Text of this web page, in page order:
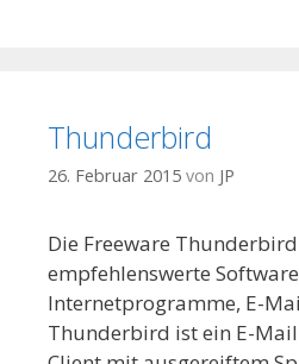
Thunderbird
26. Februar 2015 von JP
Die Freeware
empfehlenswerte
Internetprogramme, E-
Thunderbird ist ein E-